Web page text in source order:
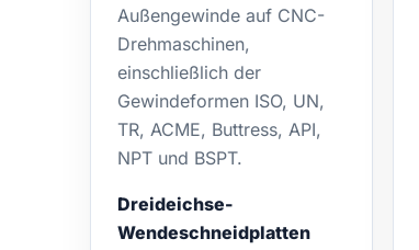
Außengewinde auf CNC-
Drehmaschinen,
einschließlich der
Gewindeformen ISO, UN,
TR, ACME, Buttress, API,
NPT und BSPT.
Dreideichse-
Wendeschneidplatten